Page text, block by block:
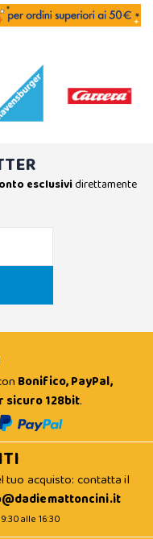
esclusividirettamente
Bonifico, PayPal,
sicuro 128bit.
tuo acquisto: contatta il
alle 16:30